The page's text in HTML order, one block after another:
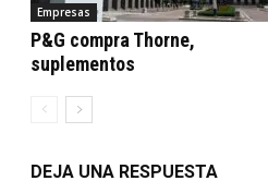
Empresas
P&G compra Thorne,
suplementos
DEJA UNA RESPUESTA